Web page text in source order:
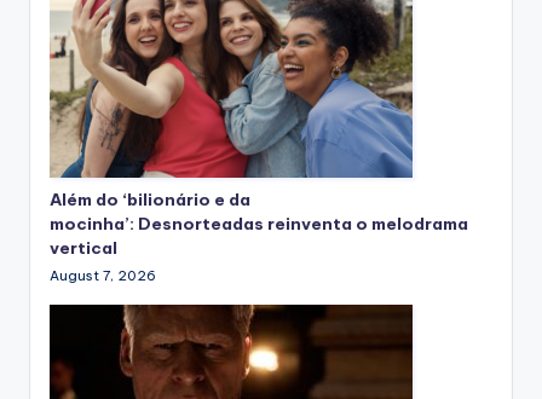
Além do ‘bilionário e da
mocinha’: Desnorteadas reinventa o melodrama
vertical
August 7, 2026